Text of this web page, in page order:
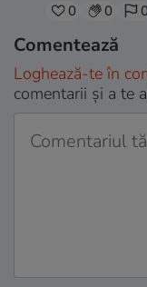
0 0 0
Comentează
Loghează-te în
comentarii și a te